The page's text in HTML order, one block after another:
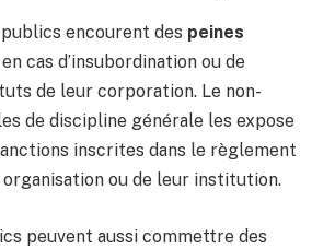
encourent des peines
en cas d’insubordination ou de
de leur corporation. Le non-
de discipline générale les expose
inscrites dans le règlement
ou de leur institution.
peuvent aussi commettre des